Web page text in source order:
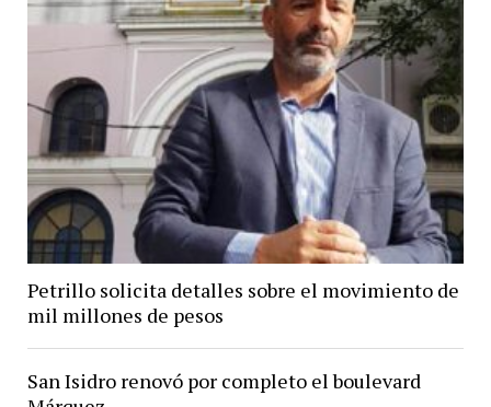
Petrillo solicita detalles sobre el movimiento de
mil millones de pesos
San Isidro renovó por completo el boulevard